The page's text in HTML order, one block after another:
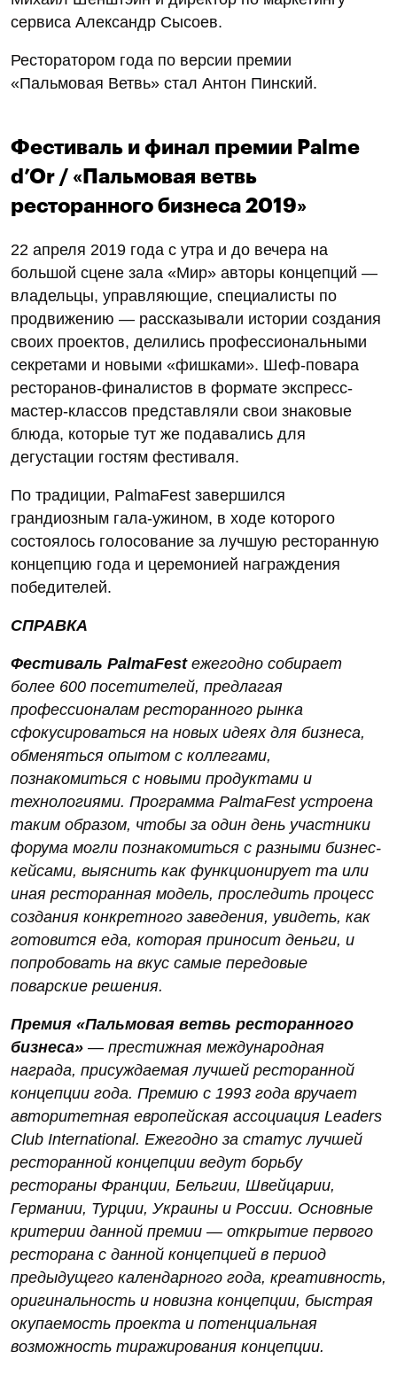
сервиса Александр Сысоев.
Ресторатором года по версии премии
«Пальмовая Ветвь» стал Антон Пинский.
Фестиваль и финал премии Palme
d’Or / «Пальмовая ветвь
ресторанного бизнеса 2019»
22 апреля 2019 года с утра и до вечера на
большой сцене зала «Мир» авторы концепций —
владельцы, управляющие, специалисты по
продвижению — рассказывали истории создания
своих проектов, делились профессиональными
секретами и новыми «фишками». Шеф-повара
ресторанов-финалистов в формате экспресс-
мастер-классов представляли свои знаковые
блюда, которые тут же подавались для
дегустации гостям фестиваля.
По традиции, PalmaFest завершился
грандиозным гала-ужином, в ходе которого
состоялось голосование за лучшую ресторанную
концепцию года и церемонией награждения
победителей.
СПРАВКА
Фестиваль PalmaFest ежегодно собирает
более 600 посетителей, предлагая
профессионалам ресторанного рынка
сфокусироваться на новых идеях для бизнеса,
обменяться опытом с коллегами,
познакомиться с новыми продуктами и
технологиями. Программа PalmaFest устроена
таким образом, чтобы за один день участники
форума могли познакомиться с разными бизнес-
кейсами, выяснить как функционирует та или
иная ресторанная модель, проследить процесс
создания конкретного заведения, увидеть, как
готовится еда, которая приносит деньги, и
попробовать на вкус самые передовые
поварские решения.
Премия «Пальмовая ветвь ресторанного
бизнеса» — престижная международная
награда, присуждаемая лучшей ресторанной
концепции года. Премию с 1993 года вручает
авторитетная европейская ассоциация Leaders
Club International. Ежегодно за статус лучшей
ресторанной концепции ведут борьбу
рестораны Франции, Бельгии, Швейцарии,
Германии, Турции, Украины и России. Основные
критерии данной премии — открытие первого
ресторана с данной концепцией в период
предыдущего календарного года, креативность,
оригинальность и новизна концепции, быстрая
окупаемость проекта и потенциальная
возможность тиражирования концепции.